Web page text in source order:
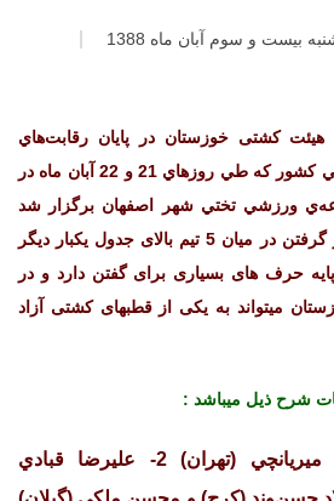
بيست و سوم آبان ماه 1388
کشتی خوزستان در پايان رقابت‌هاي
كشتي آزاد نوجوانان قهرماني كشور كه طي روزهاي 21 و 22 آبان ماه در
ورزشي تختي شهر اصفهان برگزار شد
تیم استان خوزستان با قرار گرفتن در میان 5 تیم بالای جدول یکبار دیگر
حرف های بسیاری برای گفتن دارد و در
میتواند به یکی از قطبهای کشتی آزاد
شرح ذیل میباشد :
42 كيلوگرم: 1- مجيد ميريانچي (تهران) 2- عليرضا قبادي